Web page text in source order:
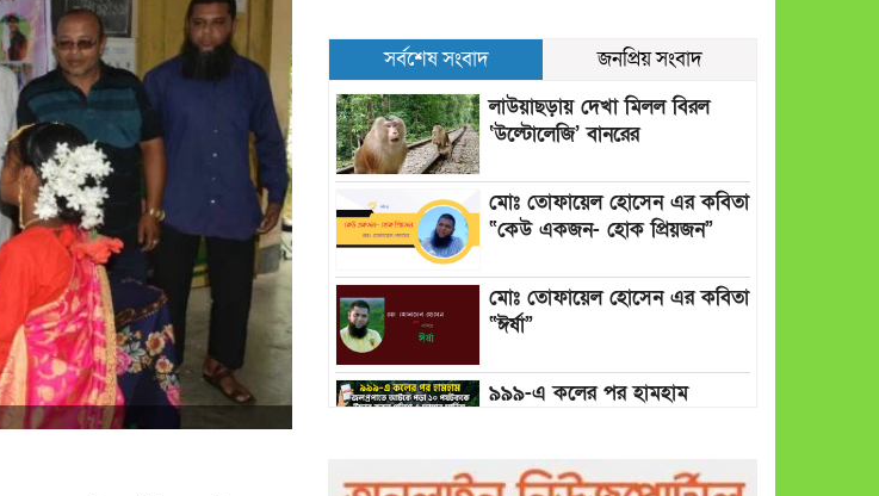
সর্বশেষ সংবাদ
জনপ্রিয় সংবাদ
লাউয়াছড়ায় দেখা মিলল বিরল
‘উল্টোলেজি’ বানরের
মোঃ তোফায়েল হোসেন এর কবিতা
“কেউ একজন- হোক প্রিয়জন”
মোঃ তোফায়েল হোসেন এর কবিতা
“ঈর্ষা”
৯৯৯-এ কলের পর হামহাম
ফায়ার সার্ভিস